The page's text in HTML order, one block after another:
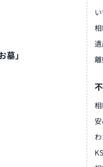
」